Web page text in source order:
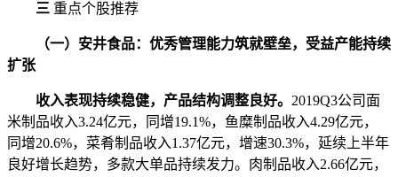
三 重点个股推荐
（一）安井食品：优秀管理能力筑就壁垒，受益产能持续
扩张
收入表现持续稳健，产品结构调整良好。 2019Q3公司面
米制品收入3.24亿元，同增19.1%，鱼糜制品收入4.29亿元，
同增20.6%，菜肴制品收入1.37亿元，增速30.3%，延续上半年
良好增长趋势，多款大单品持续发力。肉制品收入2.66亿元，